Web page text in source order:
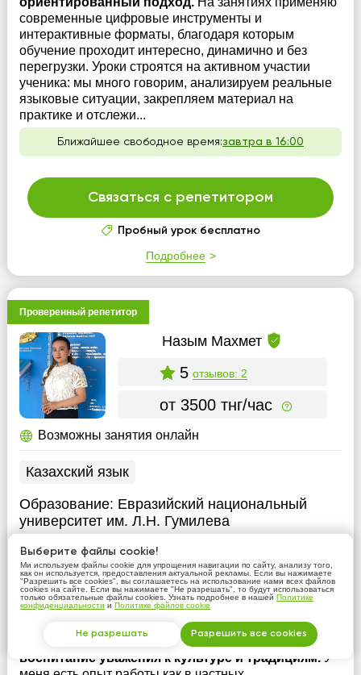
современные цифровые инструменты и
интерактивные форматы, благодаря которым
обучение проходит интересно, динамично и без
перегрузки. Уроки строятся на активном участии
ученика: мы много говорим, анализируем реальные
языковые ситуации, закрепляем материал на
практике и отслежи...
Ближайшее свободное время:завтра в 16:00
Связаться с репетитором
Пробный урок бесплатно
Подробнее
Проверенный репетитор
Назым Махмет
5 отзывов: 2
от 3500 тнг/час
Возможны занятия онлайн
Казахский язык
Образование: Евразийский национальный
университет им. Л.Н. Гумилева
Опыт: более 3 лет
Я — учитель казахского языка. В школе
преподаю казахский язык, помогая детям
развивать речь, учусь вместе с ними любить и
ценить родной язык. Для меня профессия
учителя — это не только передача знаний, но и
воспитание уважения к культуре и традициям. У
Выберите файлы cookie!
Ми используем файлы cookie для упрощения навигации по сайту, анализу того,
как он используется, предоставления актуальной рекламы. Если вы нажимаете
"Разрешить все cookies", вы соглашаетесь на использование нами всех файлов
cookies на сайте. Если вы нажимаете "Не разрешать", то будут использоваться
только обязательные файлы cookies. Узнать подробнее в нашей Политике
конфиденциальности и Политике файлов cookie
Разрешить все cookies
Не разрешать